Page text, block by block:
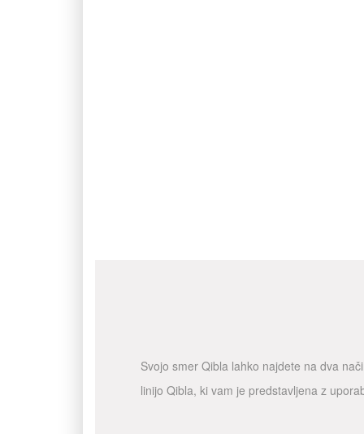
Svojo smer Qibla lahko najdete na dva
linijo Qibla, ki vam je predstavljena z